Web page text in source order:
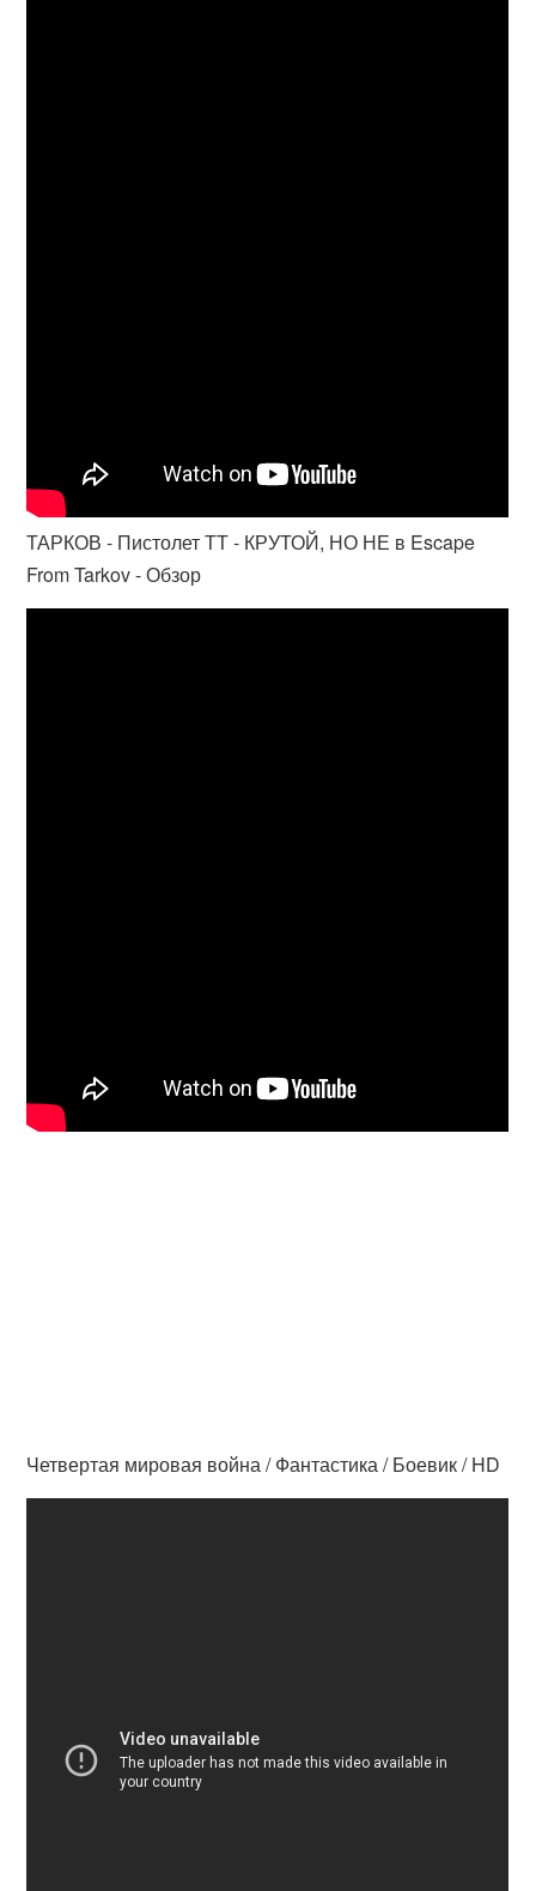
ТАРКОВ - Пистолет ТТ - КРУТОЙ, НО НЕ в Escape
From Tarkov - Обзор
Четвертая мировая война / Фантастика / Боевик / HD